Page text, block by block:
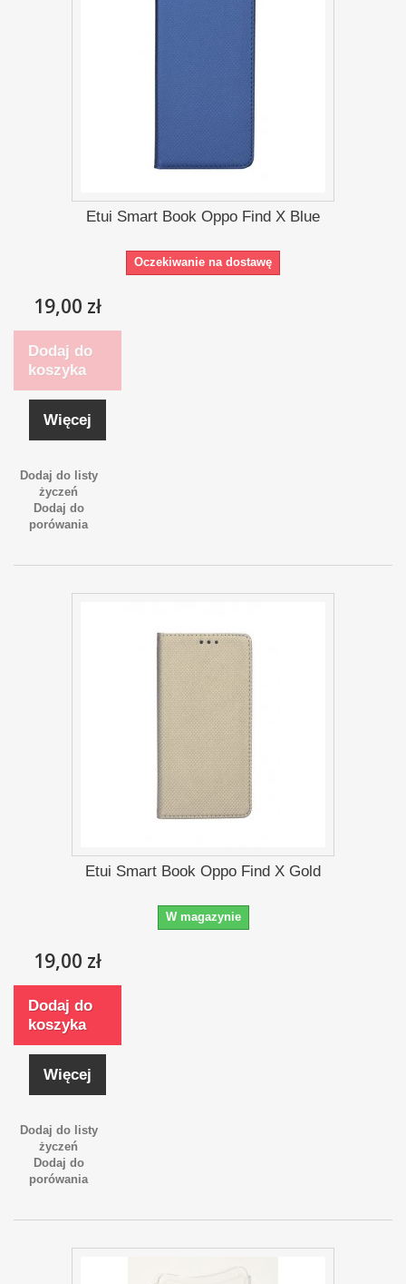
Etui Smart Book Oppo Find X Blue
Oczekiwanie na dostawę
19,00 zł
Dodaj do
koszyka
Więcej
Dodaj do listy
życzeń
Dodaj do
porówania
Etui Smart Book Oppo Find X Gold
W magazynie
19,00 zł
Dodaj do
koszyka
Więcej
Dodaj do listy
życzeń
Dodaj do
porówania